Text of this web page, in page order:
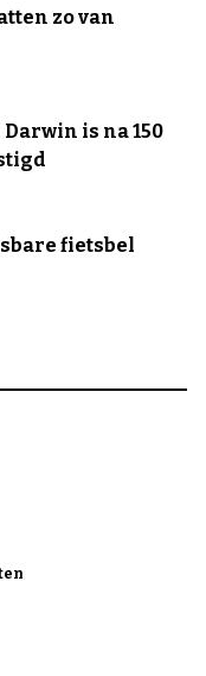
zo van
is na 150
fietsbel